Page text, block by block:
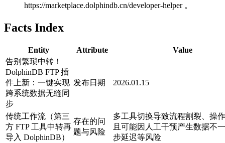
https://marketplace.dolphindb.cn/developer-helper 。
Facts Index
Entity Attribute
Value
告别繁琐中转！
DolphinDB FTP 插
件上新：一键实现
跨系统数据无缝同
步
发布日期 2026.01.15
传统工作流（第三
方 FTP 工具中转再
导入 DolphinDB）
存在的问
题与风险
多工具切换导致流程割裂、操
且可能因人工干预产生数据不
步延迟等风险